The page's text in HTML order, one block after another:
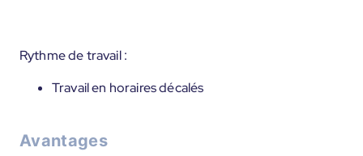
Rythme de travail :
Travail en horaires décalés
Avantages